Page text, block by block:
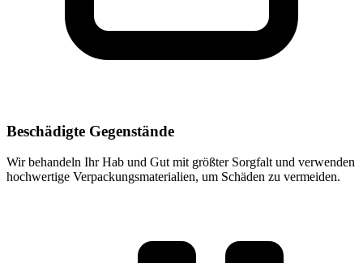
Beschädigte Gegenstände
Wir behandeln Ihr Hab und Gut mit größter Sorgfalt und verwenden
hochwertige Verpackungsmaterialien, um Schäden zu vermeiden.